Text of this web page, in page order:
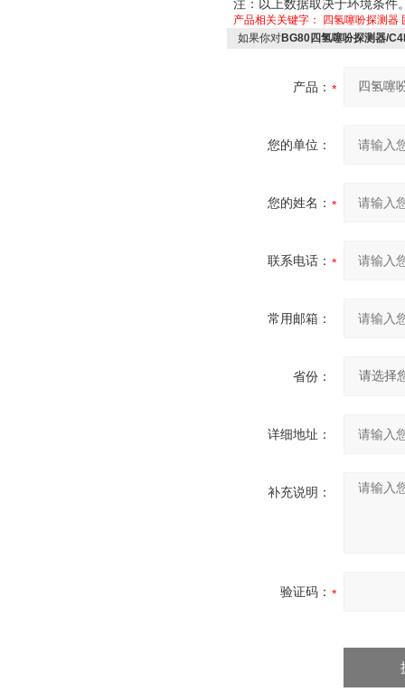
注：以上数据取决于环境条件
产品相关关键字： 四氢噻吩探测器
如果你对BG80四氢噻吩探测器/
产品：
您的单位：
您的姓名：
联系电话：
常用邮箱：
省份：
详细地址：
补充说明：
验证码：